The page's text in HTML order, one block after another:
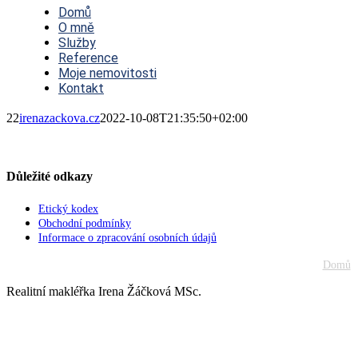
NavigationDomů
O mně
Služby
Reference
Moje nemovitosti
Kontakt
22irenazackova.cz2022-10-08T21:35:50+02:00
Důležité odkazy
Etický kodex
Obchodní podmínky
Informace o zpracování osobních údajů
Domů
Realitní makléřka Irena Žáčková MSc.